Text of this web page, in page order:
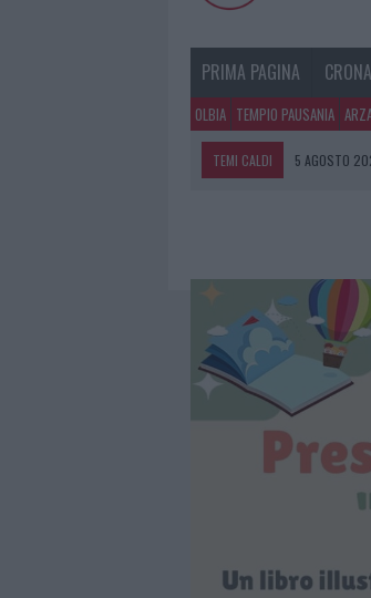
PRIMA PAGINA
OLBIA TEMPIO PAUSANIA
TEMI CALDI 5 AGOSTO
5 AGOSTO 2026
|